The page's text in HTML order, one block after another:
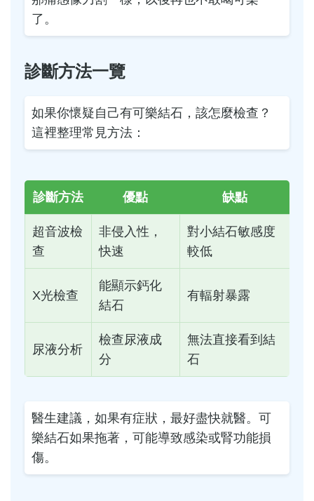
了。
診斷方法一覽
如果你懷疑自己有可樂結石，該怎麼檢查？
這裡整理常見方法：
診斷方法 優點 缺點
超音波檢
查
非侵入性，
快速
對小結石敏感度
較低
X光檢查
能顯示鈣化
結石
有輻射暴露
尿液分析
檢查尿液成
分
無法直接看到結
石
醫生建議，如果有症狀，最好盡快就醫。可
樂結石如果拖著，可能導致感染或腎功能損
傷。